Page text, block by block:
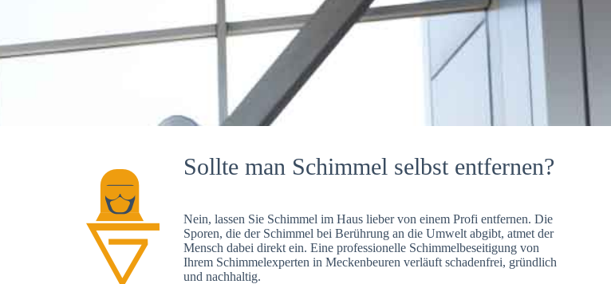
Sollte man Schimmel selbst entfernen?
Nein, lassen Sie Schimmel im Haus lieber von einem Profi entfernen. Die
Sporen, die der Schimmel bei Berührung an die Umwelt abgibt, atmet der
Mensch dabei direkt ein. Eine professionelle Schimmelbeseitigung von
Ihrem Schimmelexperten in Meckenbeuren verläuft schadenfrei, gründlich
und nachhaltig.